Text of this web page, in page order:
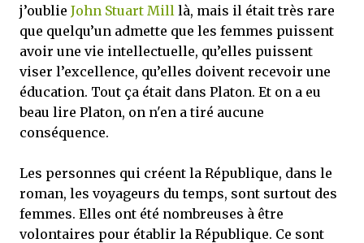
j’oublie John Stuart Mill là, mais il était très rare
que quelqu’un admette que les femmes puissent
avoir une vie intellectuelle, qu’elles puissent
viser l’excellence, qu’elles doivent recevoir une
éducation. Tout ça était dans Platon. Et on a eu
beau lire Platon, on n'en a tiré aucune
conséquence.
Les personnes qui créent la République, dans le
roman, les voyageurs du temps, sont surtout des
femmes. Elles ont été nombreuses à être
volontaires pour établir la République. Ce sont